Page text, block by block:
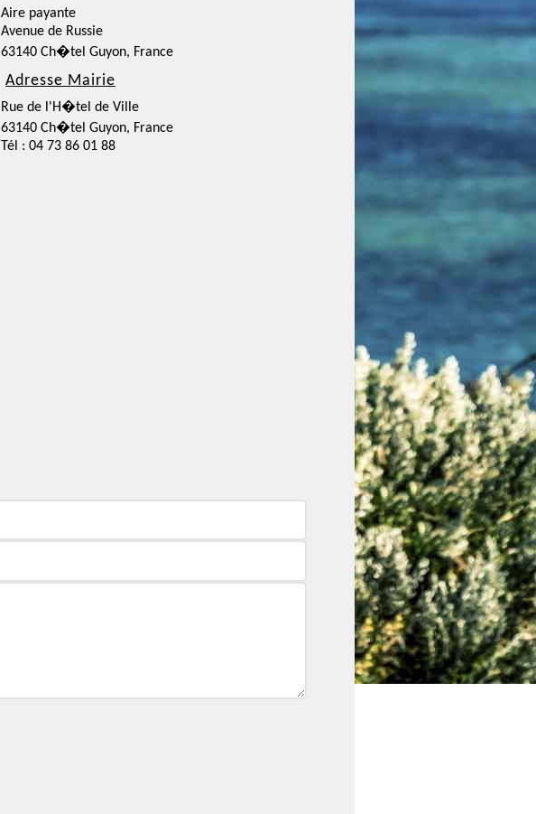
Aire payante
Avenue de Russie
63140 Ch�tel Guyon, France
Adresse Mairie
Rue de l'H�tel de Ville
63140 Ch�tel Guyon, France
Tél : 04 73 86 01 88